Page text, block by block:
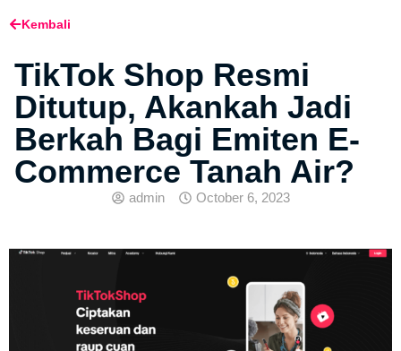
Kembali
TikTok Shop Resmi
Ditutup, Akankah Jadi
Berkah Bagi Emiten E-
Commerce Tanah Air?
admin October 6, 2023